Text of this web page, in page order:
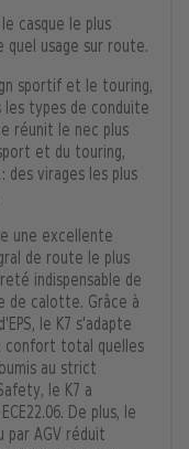
casque le plus
quel usage sur route.
sportif et le touring,
les types de conduite
réunit le nec plus
et du touring,
des virages les plus
une excellente
de route le plus
indispensable de
de calotte. Grâce à
le K7 s'adapte
confort total quelles
au strict
le K7 a
De plus, le
par AGV réduit